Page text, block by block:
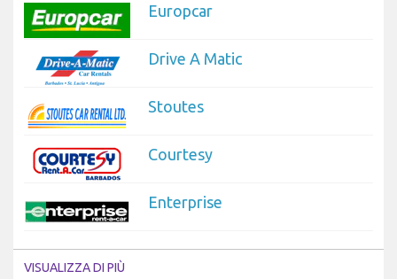
Europcar
Drive A Matic
Stoutes
Courtesy
Enterprise
VISUALIZZA DI PIÙ